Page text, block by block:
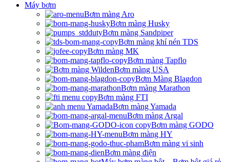
Máy bơm
Bơm màng Aro
Bơm màng Husky
Bơm màng Sandpiper
Bơm màng khí nén TDS
Bơm màng MK
Bơm màng Tapflo
Bơm màng USA
Bơm Màng Blagdon
Bơm màng Marathon
Bơm màng FTI
Bơm màng Yamada
Bơm màng Argal
Bơm màng GODO
Bơm màng HY
Bơm màng vi sinh
Bơm màng điện